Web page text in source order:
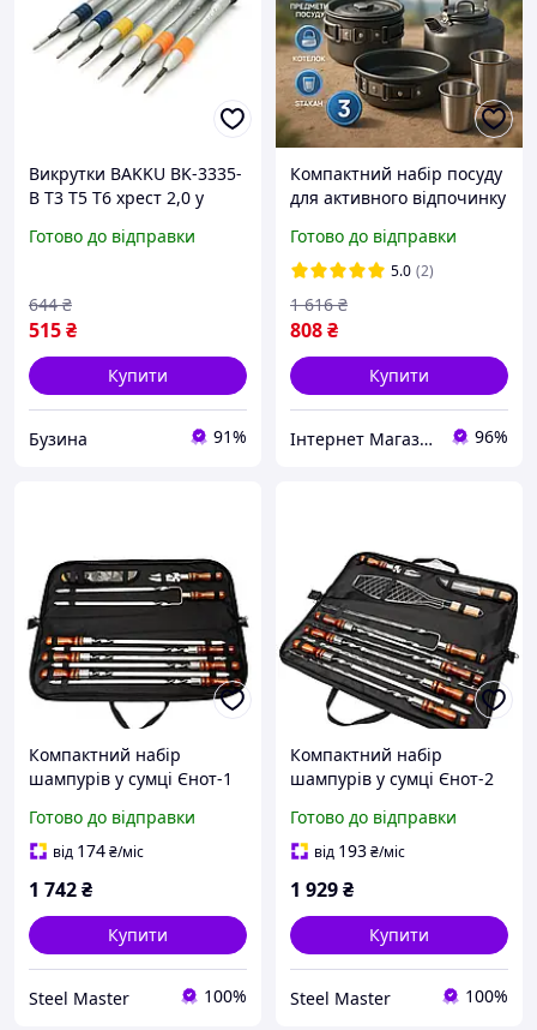
Викрутки BAKKU BK-3335-
B Т3 Т5 Т6 хрест 2,0 у
компактний набір buzyna
Готово до відправки
515₴
644 ₴
Купити
Бузина 91%
Компактний набір посуду
для активного відпочинку
Компактний набір для
подорожей MF-80
Готово до відправки
5.0 (2)
808₴
1 616 ₴
Купити
Інтернет Магазин "Tano" 96%
Компактний набір
шампурів у сумці Єнот-1
кухонний ніж)
Готово до відправки
від 174₴/міс
1 742₴
Купити
Steel Master 100%
Компактний набір
шампурів у сумці Єнот-2
подвійним шампуром
Готово до відправки
від 193₴/міс
1 929₴
Купити
Steel Master 100%